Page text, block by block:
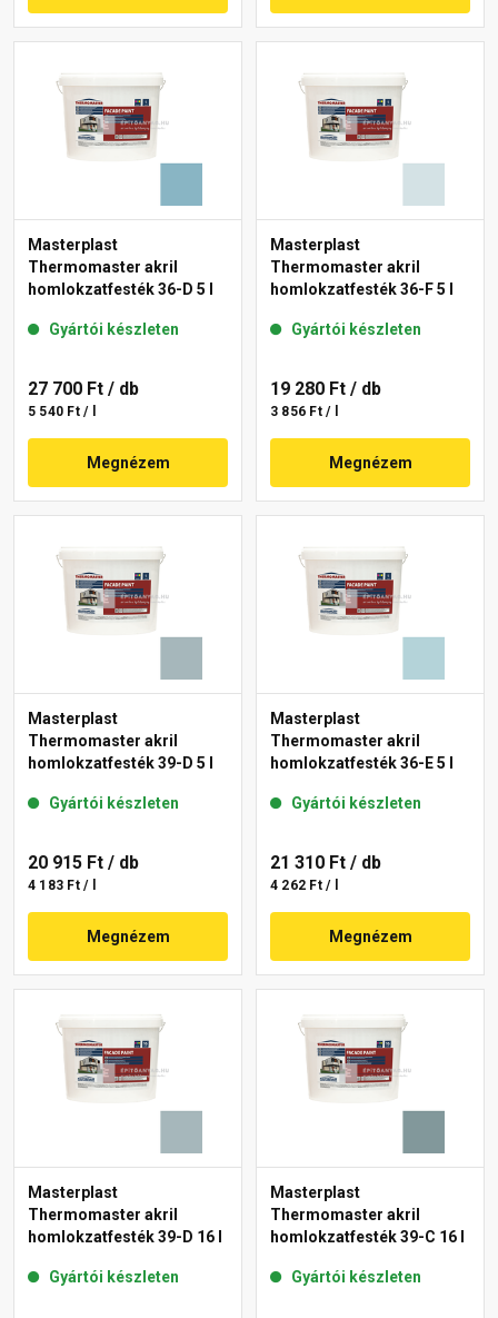
Masterplast
Thermomaster akril
homlokzatfesték 36-D 5 l
Gyártói készleten
27 700 Ft / db
5 540 Ft / l
Megnézem
Masterplast
Thermomaster akril
homlokzatfesték 36-F 5 l
Gyártói készleten
19 280 Ft / db
3 856 Ft / l
Megnézem
Masterplast
Thermomaster akril
homlokzatfesték 39-D 5 l
Gyártói készleten
20 915 Ft / db
4 183 Ft / l
Megnézem
Masterplast
Thermomaster akril
homlokzatfesték 36-E 5 l
Gyártói készleten
21 310 Ft / db
4 262 Ft / l
Megnézem
Masterplast
Thermomaster akril
homlokzatfesték 39-D 16 l
Gyártói készleten
Masterplast
Thermomaster akril
homlokzatfesték 39-C 16 l
Gyártói készleten